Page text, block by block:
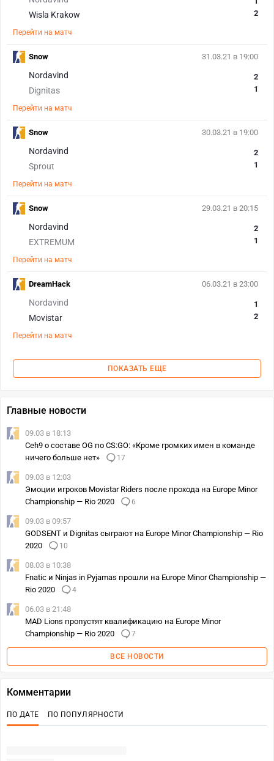
Wisla Krakow
2
Перейти на матч
31.03.21 в 19:00
Nordavind
Dignitas
2
1
Перейти на матч
Snow
30.03.21 в 19:00
Nordavind
Sprout
2
1
Перейти на матч
Snow
29.03.21 в 20:15
Nordavind
EXTREMUM
2
1
Перейти на матч
Snow
06.03.21 в 23:00
Nordavind
Movistar
1
2
Перейти на матч
DreamHack
ПОКАЗАТЬ ЕЩЕ
Главные новости
09.03 в 18:13
Ceh9 о составе OG по CS:GO: «Кроме громких имен в команде
ничего больше нет»
17
09.03 в 12:03
Эмоции игроков Movistar Riders после прохода на Europe Minor
Championship — Rio 2020
6
09.03 в 09:57
GODSENT и Dignitas сыграют на Europe Minor Championship — Rio
2020
10
08.03 в 10:38
Fnatic и Ninjas in Pyjamas прошли на Europe Minor Championship —
Rio 2020
4
06.03 в 21:48
MAD Lions пропустят квалификацию на Europe Minor
Championship — Rio 2020
7
ВСЕ НОВОСТИ
Комментарии
ПО ДАТЕ ПО ПОПУЛЯРНОСТИ